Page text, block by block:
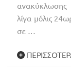
ανακύκλωσης
λίγα μόλις
σε …